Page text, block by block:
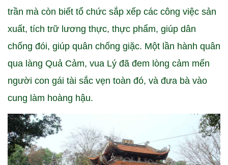
trần mà còn biết tổ chức sắp xếp các công việc sản
xuất, tích trữ lương thực, thực phẩm, giúp dân
chống đói, giúp quân chống giặc. Một lần hành quân
qua làng Quả Cảm, vua Lý đã đem lòng cảm mến
người con gái tài sắc vẹn toàn đó, và đưa bà vào
cung làm hoàng hậu.